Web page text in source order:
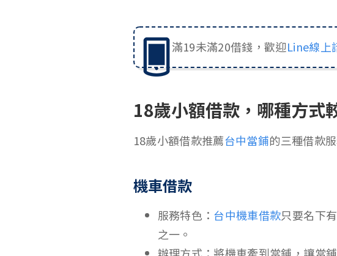
滿19未滿20借錢，歡迎Line線上
18歲小額借款，哪種方式
18歲小額借款推薦台中當鋪的三種借款服
機車借款
服務特色： 台中機車借款只要名下
之一。